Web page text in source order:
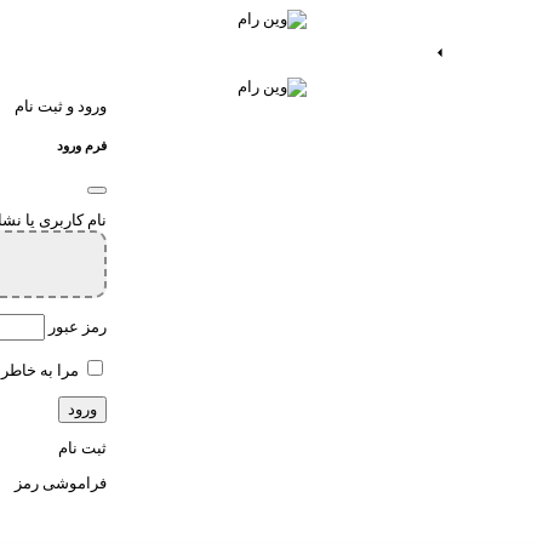
ورود و ثبت نام
فرم ورود
نام کاربری یا
رمز عبور
مرا به
ثبت نام
فراموشی رمز